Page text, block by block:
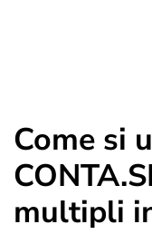
Come si
multipli